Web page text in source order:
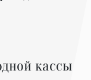
кассы